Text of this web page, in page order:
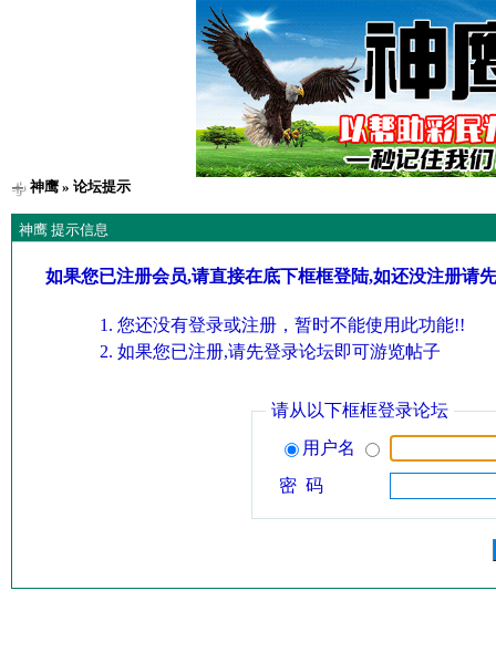
神鹰» 论坛提示
神鹰 提示信息
如果您已注册会员,请直接在底下框框登陆,如还没注册请
您还没有登录或注册，暂时不能使用此功能!!
如果您已注册,请先登录论坛即可游览帖子
请从以下框框登录论坛
用户名
密 码